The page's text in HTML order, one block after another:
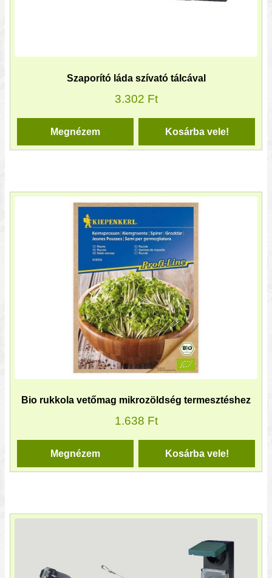
Szaporító láda szívató tálcával
3.302 Ft
Kosárba vele!
Megnézem
Bio rukkola vetőmag mikrozöldség termesztéshez
1.638 Ft
Kosárba vele!
Megnézem